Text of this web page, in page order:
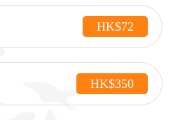
HK$72
HK$350